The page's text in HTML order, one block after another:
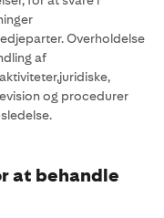
Overholdelse
af
og procedurer
at behandle